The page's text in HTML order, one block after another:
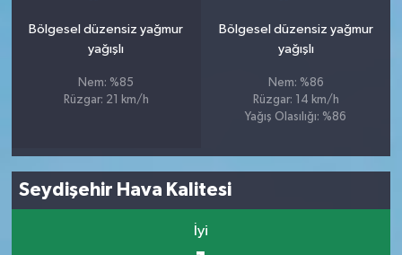
Bölgesel düzensiz yağmur
yağışlı
Nem: %85
Rüzgar: 21 km/h
Bölgesel düzensiz yağmur
yağışlı
Nem: %86
Rüzgar: 14 km/h
Yağış Olasılığı: %86
Seydişehir Hava Kalitesi
İyi